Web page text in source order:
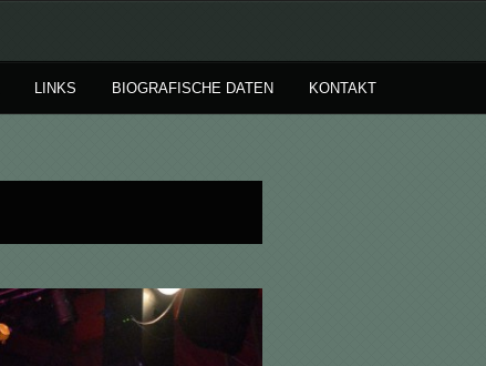
LINKS BIOGRAFISCHE DATEN KONTAKT